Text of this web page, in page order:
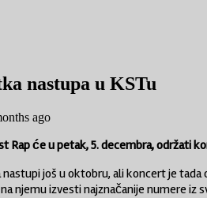
nastupa u KSTu
ago
Rap će u petak, 5. decembra, održati
još u oktobru, ali koncert je
njemu izvesti najznačanije numere